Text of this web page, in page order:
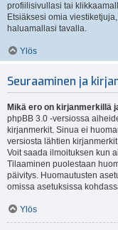
profiilisivullasi tai
Etsiäksesi omia
haluamallasi tavalla.
Ylös
Seuraaminen ja
Mikä ero on kirjanmerkillä
phpBB 3.0 -versiossa
kirjanmerkit. Sinua ei
versiosta lähtien
Voit saada ilmoituksen kun
Tilaaminen puolestaan
päivitys. Huomautusten
omissa asetuksissa
Ylös